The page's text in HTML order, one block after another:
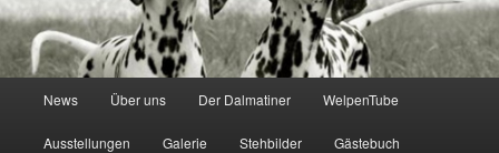
News Über uns Der Dalmatiner WelpenTube
Ausstellungen Galerie Stehbilder Gästebuch